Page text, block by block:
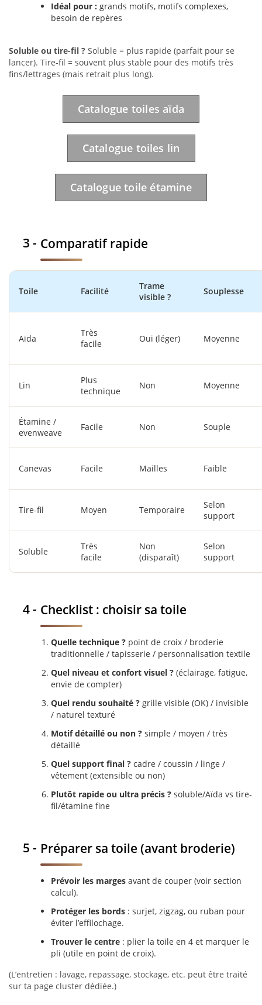
Idéal pour : grands motifs, motifs complexes,
besoin de repères
Soluble ou tire-fil ? Soluble = plus rapide (parfait pour se
lancer). Tire-fil = souvent plus stable pour des motifs très
fins/lettrages (mais retrait plus long).
Catalogue toiles aïda
Catalogue toiles lin
Catalogue toile étamine
Comparatif rapide
Toile Facilité
Trame
visible ?
Souplesse
Aïda
Très
facile
Oui (léger) Moyenne
Lin
Plus
technique
Non Moyenne
Étamine /
evenweave
Facile Non Souple
Canevas Facile Mailles Faible
Tire-fil Moyen Temporaire
Selon
support
Soluble
Très
facile
Non
(disparaît)
Selon
support
Checklist : choisir sa toile
Quelle technique ? point de croix / broderie
traditionnelle / tapisserie / personnalisation textile
Quel niveau et confort visuel ? (éclairage, fatigue,
envie de compter)
Quel rendu souhaité ? grille visible (OK) / invisible
/ naturel texturé
Motif détaillé ou non ? simple / moyen / très
détaillé
Quel support final ? cadre / coussin / linge /
vêtement (extensible ou non)
Plutôt rapide ou ultra précis ? soluble/Aïda vs tire-
fil/étamine fine
Préparer sa toile (avant broderie)
Prévoir les marges avant de couper (voir section
calcul).
Protéger les bords : surjet, zigzag, ou ruban pour
éviter l’effilochage.
Trouver le centre : plier la toile en 4 et marquer le
pli (utile en point de croix).
(L’entretien : lavage, repassage, stockage, etc. peut être traité
sur ta page cluster dédiée.)